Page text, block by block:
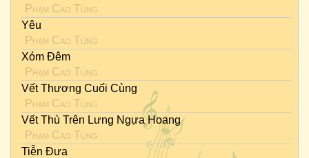
Phạm Cao Tùng
Yêu
Phạm Cao Tùng
Xóm Đêm
Phạm Cao Tùng
Vết Thương Cuối Cùng
Phạm Cao Tùng
Vết Thù Trên Lưng Ngựa Hoang
Phạm Cao Tùng
Tiễn Đưa